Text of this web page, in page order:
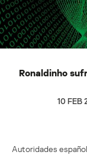
Ronaldinho
10 FEB
Autoridades